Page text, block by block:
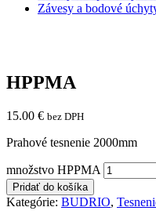
Závesy a bodové
HPPMA
15.00 € bez DPH
Prahové tesnenie 2000mm
množstvo HPPMA
Pridať do košíka
Kategórie: BUDRIO,